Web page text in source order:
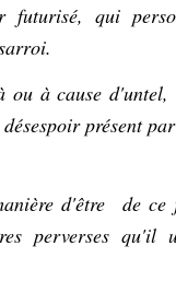
futurisé, qui
à cause d'untel,
présent
d'être de ce
perverses qu'il